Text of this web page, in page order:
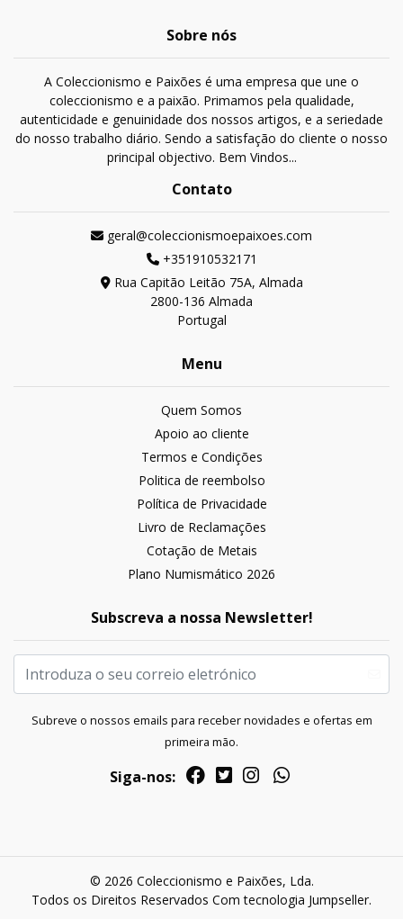
Sobre nós
A Coleccionismo e Paixões é uma empresa que une o
coleccionismo e a paixão. Primamos pela qualidade,
autenticidade e genuinidade dos nossos artigos, e a seriedade
do nosso trabalho diário. Sendo a satisfação do cliente o nosso
principal objectivo. Bem Vindos...
Contato
geral@coleccionismoepaixoes.com
+351910532171
Rua Capitão Leitão 75A, Almada
2800-136 Almada
Portugal
Menu
Quem Somos
Apoio ao cliente
Termos e Condições
Politica de reembolso
Política de Privacidade
Livro de Reclamações
Cotação de Metais
Plano Numismático 2026
Subscreva a nossa Newsletter!
Subreve o nossos emails para receber novidades e ofertas em
primeira mão.
Siga-nos:
© 2026 Coleccionismo e Paixões, Lda.
Todos os Direitos Reservados Com tecnologia Jumpseller.